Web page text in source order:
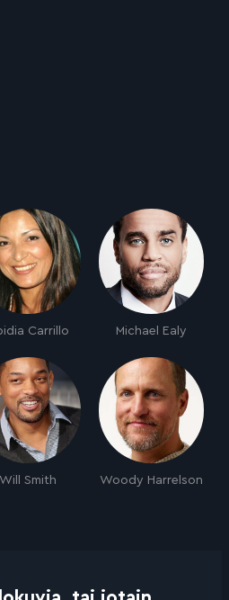
Carrillo Michael Ealy
Will Smith Woody Harrelson